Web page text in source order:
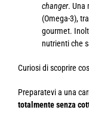
changer. Una
(Omega-3),
gourmet.
nutrienti che
Curiosi di scoprire
Preparatevi a una
totalmente senza